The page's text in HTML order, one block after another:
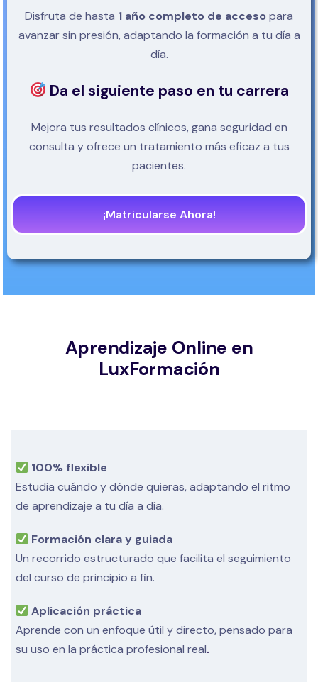
Disfruta de hasta 1 año completo de acceso para
avanzar sin presión, adaptando la formación a tu día a
día.
Da el siguiente paso en tu carrera
Mejora tus resultados clínicos, gana seguridad en
consulta y ofrece un tratamiento más eficaz a tus
pacientes.
¡Matricularse Ahora!
Aprendizaje Online en
LuxFormación
100% flexible
Estudia cuándo y dónde quieras, adaptando el ritmo
de aprendizaje a tu día a día.
Formación clara y guiada
Un recorrido estructurado que facilita el seguimiento
del curso de principio a fin.
Aplicación práctica
Aprende con un enfoque útil y directo, pensado para
su uso en la práctica profesional real.